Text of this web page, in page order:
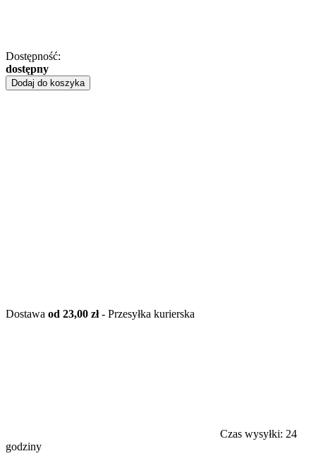
Dostępność:
dostępny
Dodaj do koszyka
Dostawa od 23,00 zł- Przesyłka kurierska
Czas wysyłki: 24
godziny